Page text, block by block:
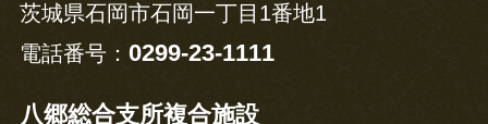
茨城県石岡市石岡一丁目1番地1
電話番号： 0299-23-1111
八郷総合支所複合施設